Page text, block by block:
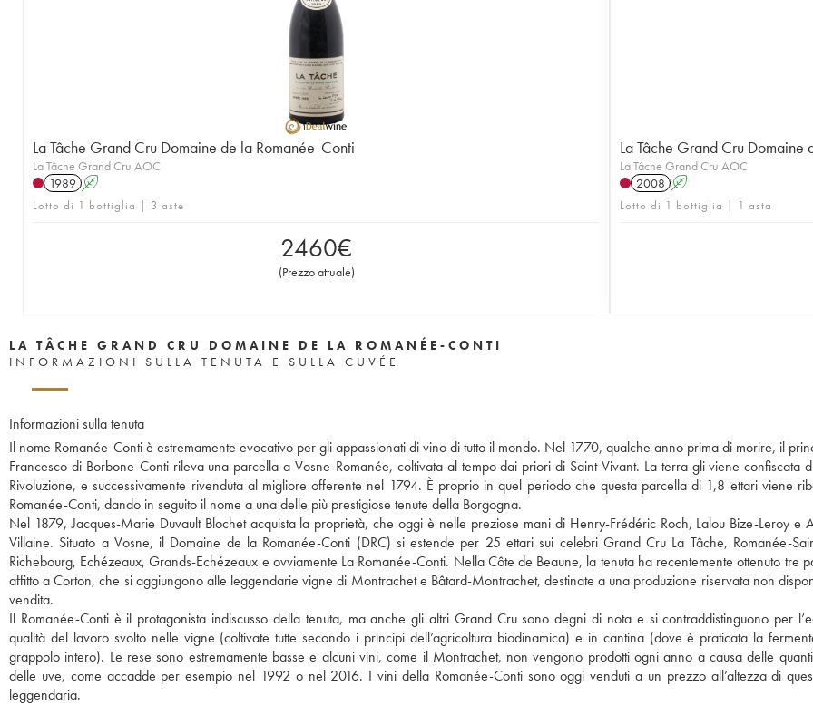
La Tâche Grand Cru Domaine de la Romanée-Conti
La Tâche Grand Cru AOC
1989 A
Lotto di 1 bottiglia | 3 aste
2460€
(Prezzo attuale)
La Tâche Grand Cru
La Tâche Grand Cru AOC
2008 A
Lotto di 1 bottiglia | 1 asta
LA TÂCHE GRAND CRU DOMAINE DE LA ROMANÉE-CONTI
INFORMAZIONI SULLA TENUTA E SULLA CUVÉE
Informazioni sulla tenuta
Il nome Romanée-Conti è estremamente evocativo per gli appassionati di vino di tutto il mondo. Nel 1770, qualche anno prima di morire, il
Francesco di Borbone-Conti rileva una parcella a Vosne-Romanée, coltivata al tempo dai priori di Saint-Vivant. La terra gli viene confiscata
Rivoluzione, e successivamente rivenduta al migliore offerente nel 1794. È proprio in quel periodo che questa parcella di 1,8 ettari viene
Romanée-Conti, dando in seguito il nome a una delle più prestigiose tenute della Borgogna.
Nel 1879, Jacques-Marie Duvault Blochet acquista la proprietà, che oggi è nelle preziose mani di Henry-Frédéric Roch, Lalou Bize-Leroy e
Villaine. Situato a Vosne, il Domaine de la Romanée-Conti (DRC) si estende per 25 ettari sui celebri Grand Cru La Tâche, Romanée-
Richebourg, Echézeaux, Grands-Echézeaux e ovviamente La Romanée-Conti. Nella Côte de Beaune, la tenuta ha recentemente ottenuto tre
affitto a Corton, che si aggiungono alle leggendarie vigne di Montrachet e Bâtard-Montrachet, destinate a una produzione riservata non
vendita.
Il Romanée-Conti è il protagonista indiscusso della tenuta, ma anche gli altri Grand Cru sono degni di nota e si contraddistinguono per
qualità del lavoro svolto nelle vigne (coltivate tutte secondo i principi dell’agricoltura biodinamica) e in cantina (dove è praticata la
grappolo intero). Le rese sono estremamente basse e alcuni vini, come il Montrachet, non vengono prodotti ogni anno a causa delle
delle uve, come accadde per esempio nel 1992 o nel 2016. I vini della Romanée-Conti sono oggi venduti a un prezzo all’altezza di
leggendaria.